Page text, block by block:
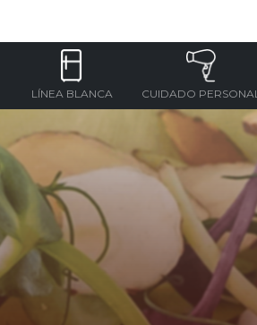
LÍNEA BLANCA CUIDADO PERSONAL